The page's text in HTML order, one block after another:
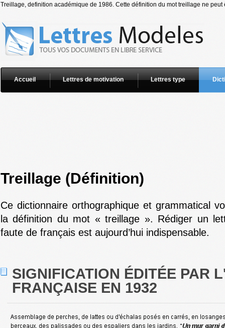
Treillage, definition académique de 1986. Cette définition du mot treillage ne
Accueil Lettres de motivation Lettres type
Treillage (Définition)
Ce dictionnaire orthographique et grammatical
la définition du mot « treillage ». Rédiger un
faute de français est aujourd’hui indispensable.
SIGNIFICATION ÉDITÉE PAR
FRANÇAISE EN 1932